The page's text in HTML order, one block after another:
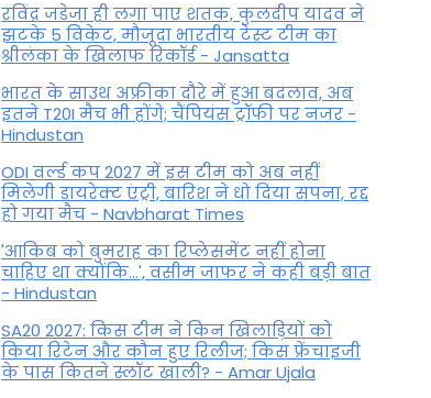
रविंद्र जडेजा ही लगा पाए शतक, कुलदीप यादव ने
झटके 5 विकेट, मौजूदा भारतीय टेस्ट टीम का
श्रीलंका के खिलाफ रिकॉर्ड - Jansatta
भारत के साउथ अफ्रीका दौरे में हुआ बदलाव, अब
इतने T20I मैच भी होंगे; चैंपियंस ट्रॉफी पर नजर -
Hindustan
ODI वर्ल्ड कप 2027 में इस टीम को अब नहीं
मिलेगी डायरेक्ट एंट्री, बारिश ने धो दिया सपना, रद्द
हो गया मैच - Navbharat Times
'आकिब को बुमराह का रिप्लेसमेंट नहीं होना
चाहिए था क्योंकि...', वसीम जाफर ने कही बड़ी बात
- Hindustan
SA20 2027: किस टीम ने किन खिलाड़ियों को
किया रिटेन और कौन हुए रिलीज; किस फ्रेंचाइजी
के पास कितने स्लॉट खाली? - Amar Ujala